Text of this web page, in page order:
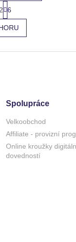
O
v
d
t
r
á
n
2 6
Spolupráce
Velkoobchod
Affiliate - provizní
Online kroužky
dovedností